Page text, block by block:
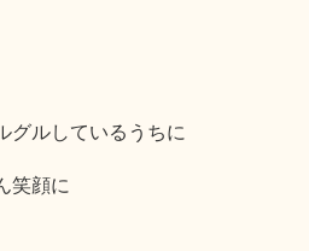
グルしているうちに
笑顔に